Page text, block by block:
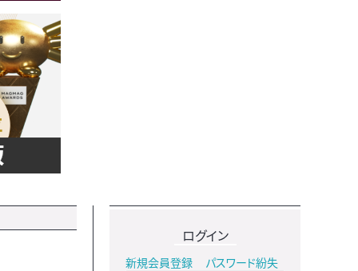
ログイン
新規会員登録 パスワード紛失